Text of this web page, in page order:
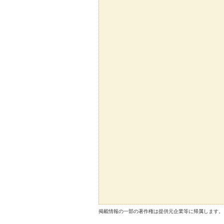
掲載情報の一部の著作権は提供元企業等に帰属します。